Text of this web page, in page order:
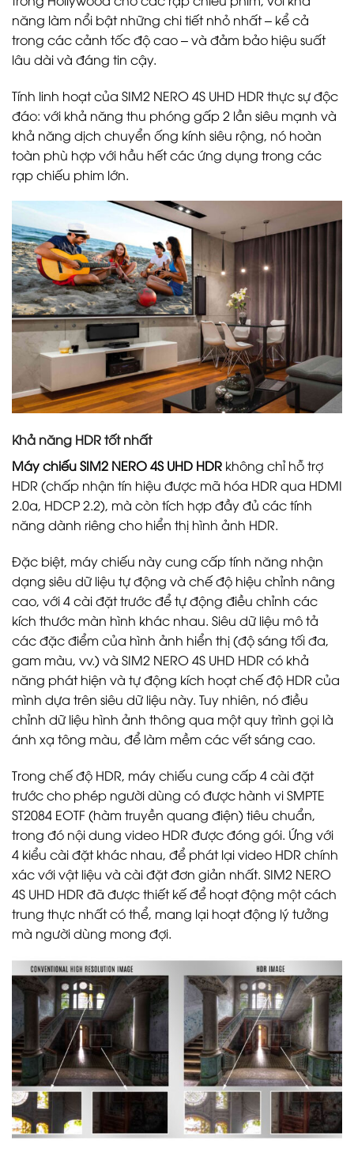
năng làm nổi bật những chi tiết nhỏ nhất – kể cả
trong các cảnh tốc độ cao – và đảm bảo hiệu suất
lâu dài và đáng tin cậy.
Tính linh hoạt của SIM2 NERO 4S UHD HDR thực sự độc
đáo: với khả năng thu phóng gấp 2 lần siêu mạnh và
khả năng dịch chuyển ống kính siêu rộng, nó hoàn
toàn phù hợp với hầu hết các ứng dụng trong các
rạp chiếu phim lớn.
Khả năng HDR tốt nhất
Máy chiếu SIM2 NERO 4S UHD HDR không chỉ hỗ trợ
HDR (chấp nhận tín hiệu được mã hóa HDR qua HDMI
2.0a, HDCP 2.2), mà còn tích hợp đầy đủ các tính
năng dành riêng cho hiển thị hình ảnh HDR.
Đặc biệt, máy chiếu này cung cấp tính năng nhận
dạng siêu dữ liệu tự động và chế độ hiệu chỉnh nâng
cao, với 4 cài đặt trước để tự động điều chỉnh các
kích thước màn hình khác nhau. Siêu dữ liệu mô tả
các đặc điểm của hình ảnh hiển thị (độ sáng tối đa,
gam màu, vv.) và SIM2 NERO 4S UHD HDR có khả
năng phát hiện và tự động kích hoạt chế độ HDR của
mình dựa trên siêu dữ liệu này. Tuy nhiên, nó điều
chỉnh dữ liệu hình ảnh thông qua một quy trình gọi là
ánh xạ tông màu, để làm mềm các vết sáng cao.
Trong chế độ HDR, máy chiếu cung cấp 4 cài đặt
trước cho phép người dùng có được hành vi SMPTE
ST2084 EOTF (hàm truyền quang điện) tiêu chuẩn,
trong đó nội dung video HDR được đóng gói. Ứng với
4 kiểu cài đặt khác nhau, để phát lại video HDR chính
xác với vật liệu và cài đặt đơn giản nhất. SIM2 NERO
4S UHD HDR đã được thiết kế để hoạt động một cách
trung thực nhất có thể, mang lại hoạt động lý tưởng
mà người dùng mong đợi.